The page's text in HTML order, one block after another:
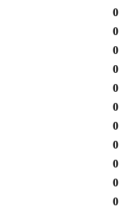
0
0
0
0
0
0
0
0
0
0
0